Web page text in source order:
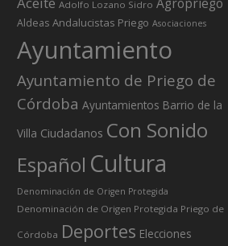
Adolfo Lozano Sidro
Aldeas Andalucistas Priego Asociaciones
Ayuntamiento
Ayuntamiento de Priego de
Córdoba Ayuntamientos Barrio de la
Villa Ciudadanos Con Sonido
Español Cultura
Denominación de Origen Protegida
Denominación de Origen Protegida Priego de
Córdoba Deportes Elecciones